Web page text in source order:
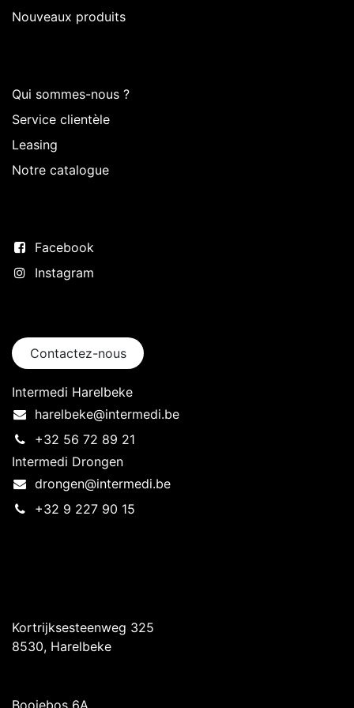
Nouveaux produits
Qui sommes-nous ?
Service clientèle
Leasing
Notre catalogue
Facebook
Instagram
Contactez-nous
Intermedi Harelbeke
harelbeke@intermedi.be
+32 56 72 89 21
Intermedi Drongen
drongen@intermedi.be
+32 9 227 90 15
Kortrijksesteenweg 325
8530, Harelbeke